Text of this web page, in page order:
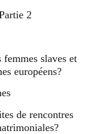
2
slaves et
européens?
de rencontres